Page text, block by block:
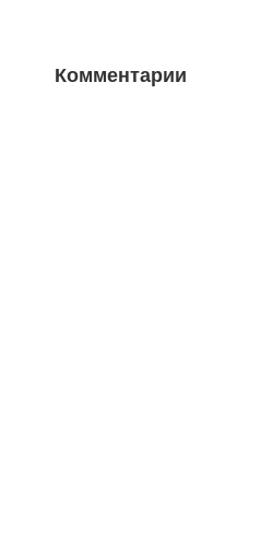
Комментарии